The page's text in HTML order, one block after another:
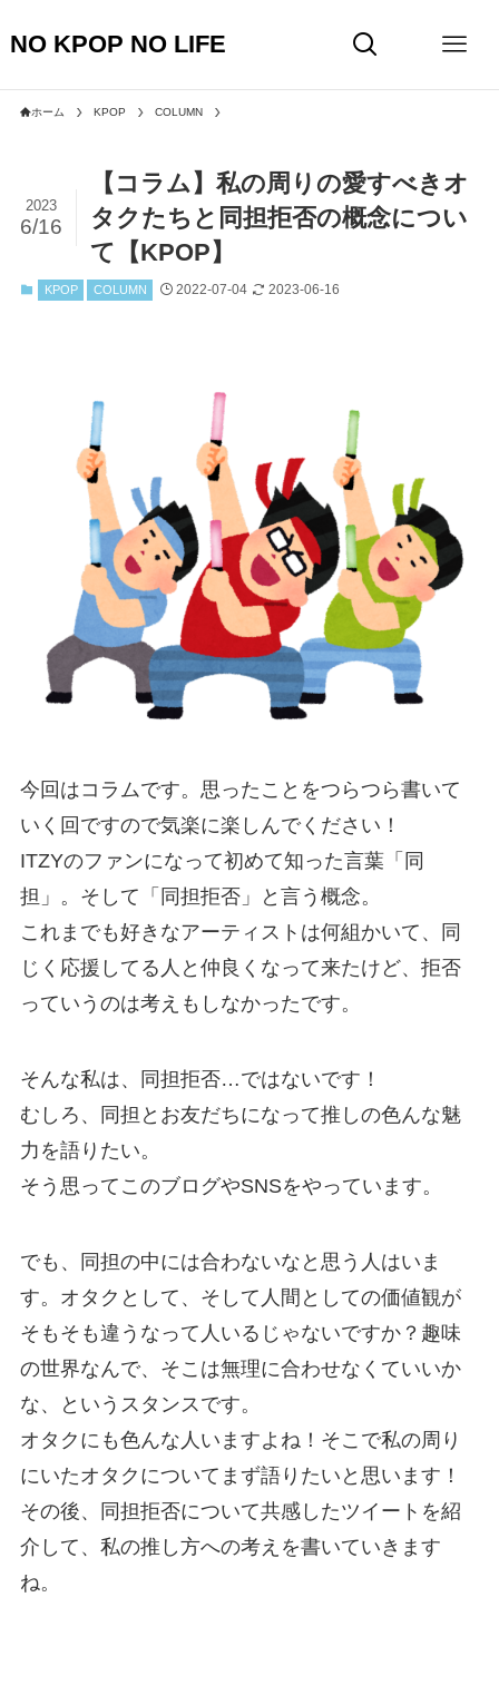
NO KPOP NO LIFE
ホーム KPOP COLUMN
【コラム】私の周りの愛すべきオ
タクたちと同担拒否の概念につい
て【KPOP】
2023
6/16
KPOP COLUMN 2022-07-04 2023-06-16
今回はコラムです。思ったことをつらつら書いて
いく回ですので気楽に楽しんでください！
ITZYのファンになって初めて知った言葉「同
担」。そして「同担拒否」と言う概念。
これまでも好きなアーティストは何組かいて、同
じく応援してる人と仲良くなって来たけど、拒否
っていうのは考えもしなかったです。
そんな私は、同担拒否…ではないです！
むしろ、同担とお友だちになって推しの色んな魅
力を語りたい。
そう思ってこのブログやSNSをやっています。
でも、同担の中には合わないなと思う人はいま
す。オタクとして、そして人間としての価値観が
そもそも違うなって人いるじゃないですか？趣味
の世界なんで、そこは無理に合わせなくていいか
な、というスタンスです。
オタクにも色んな人いますよね！そこで私の周り
にいたオタクについてまず語りたいと思います！
その後、同担拒否について共感したツイートを紹
介して、私の推し方への考えを書いていきます
ね。